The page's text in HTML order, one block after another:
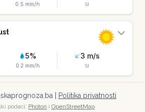
0.5 mm/h SI
5%
0.2 mm/h
3 m/s
SI
| Politika privatnosti
podaci: Photon i OpenStreetMap